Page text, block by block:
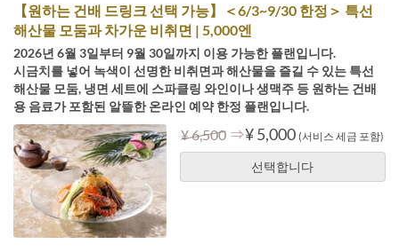
【원하는 건배 드링크 선택 가능】＜6/3~9/30 한정＞ 특선
해산물 모둠과 차가운 비취면 | 5,000엔
2026년 6월 3일부터 9월 30일까지 이용 가능한 플랜입니다.
시금치를 넣어 녹색이 선명한 비취면과 해산물을 즐길 수 있는 특선
해산물 모둠, 냉면 세트에 스파클링 와인이나 생맥주 등 원하는 건배
용 음료가 포함된 알뜰한 온라인 예약 한정 플랜입니다.
¥ 6,500 ⇒¥ 5,000 (서비스 세금 포함)
선택합니다